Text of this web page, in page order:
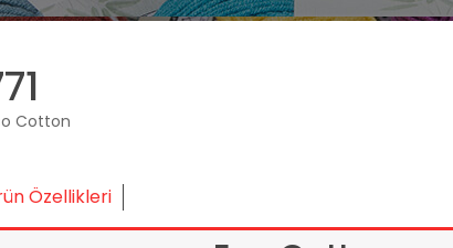
Cotton
Özellikleri